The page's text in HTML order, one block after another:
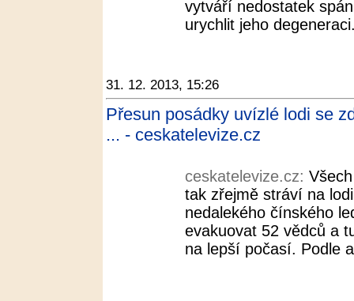
vytváří nedostatek
urychlit jeho
31. 12. 2013, 15:26
Přesun posádky uvízlé lodi se
... - ceskatelevize.cz
ceskatelevize.cz:
tak zřejmě stráví na
nedalekého čínského
evakuovat 52 vědců a
na lepší počasí. Podle